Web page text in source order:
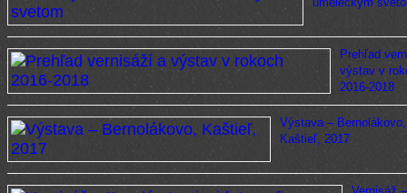
Prehľad
výstav v
2016-2018
Výstava – Bernolákovo,
Kaštieľ, 2017